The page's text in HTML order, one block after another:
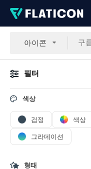
아이콘
필터
색상
검정 색상
그라데이션
형태